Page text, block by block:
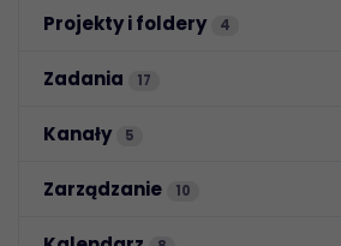
Projekty i foldery 4
Zadania 17
Kanały 5
Zarządzanie 10